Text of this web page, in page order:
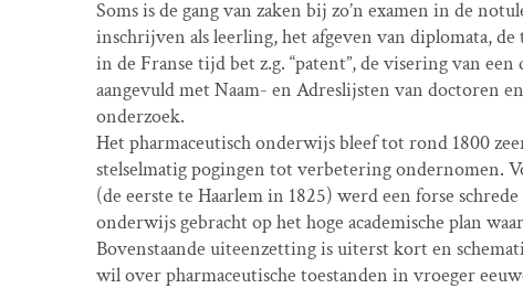
Soms is de gang van zaken bij zo’n examen in de
inschrijven als leerling, het afgeven van diplomata,
in de Franse tijd bet z.g. “patent”, de visering van
aangevuld met Naam- en Adreslijsten van doctoren
onderzoek.
Het pharmaceutisch onderwijs bleef tot rond 1800
stelselmatig pogingen tot verbetering ondernomen.
(de eerste te Haarlem in 1825) werd een forse
onderwijs gebracht op het hoge academische plan
Bovenstaande uiteenzetting is uiterst kort en
wil over pharmaceutische toestanden in vroeger